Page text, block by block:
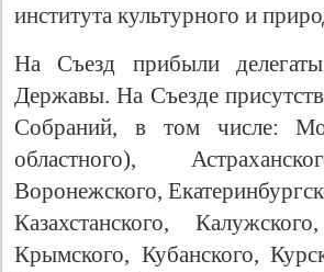
института культурного и
На Съезд прибыли
Державы. На Съезде
Собраний, в том числе:
областного),
Воронежского,
Казахстанского,
Крымского, Кубанского,